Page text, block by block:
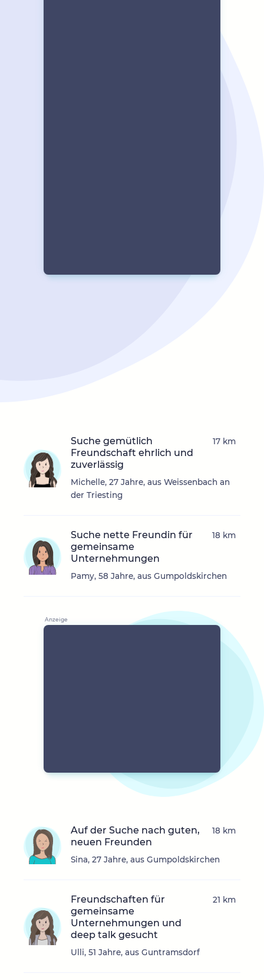
Suche gemütlich
Freundschaft ehrlich und
zuverlässig
Michelle, 27 Jahre, aus Weissenbach an
der Triesting
17 km
Suche nette Freundin für
gemeinsame
Unternehmungen
Pamy, 58 Jahre, aus Gumpoldskirchen
18 km
Auf der Suche nach guten,
neuen Freunden
Sina, 27 Jahre, aus Gumpoldskirchen
18 km
Freundschaften für
gemeinsame
Unternehmungen und
deep talk gesucht
Ulli, 51 Jahre, aus Guntramsdorf
21 km